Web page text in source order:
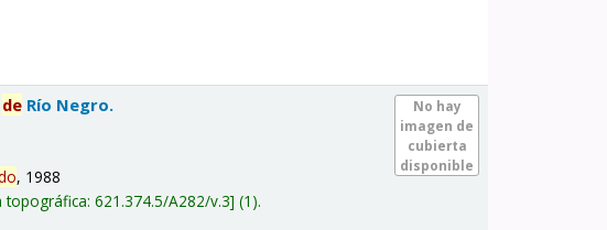
No hay
imagen de
cubierta
disponible
de Río Negro.
, 1988
topográfica:621.374.5/A282/v.3 (1).